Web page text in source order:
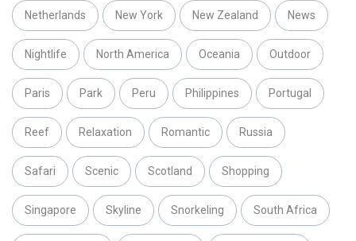
Netherlands New York New Zealand News
Nightlife North America Oceania Outdoor
Paris Park Peru Philippines Portugal
Reef Relaxation Romantic Russia
Safari Scenic Scotland Shopping
Singapore Skyline Snorkeling South Africa